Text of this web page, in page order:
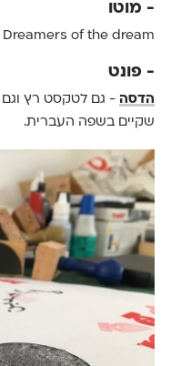
- מוטו
Dreamers of the dream
- פונט
הדסה - גם לטקסט רץ וגם
שקיים בשפה העברית.